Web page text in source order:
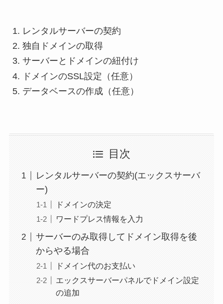
レンタルサーバーの契約
独自ドメインの取得
サーバーとドメインの紐付け
ドメインのSSL設定（任意）
データベースの作成（任意）
目次
レンタルサーバーの契約(エックスサーバ
ー)
ドメインの決定
ワードプレス情報を入力
サーバーのみ取得してドメイン取得を後
からやる場合
ドメイン代のお支払い
エックスサーバーパネルでドメイン設定
の追加